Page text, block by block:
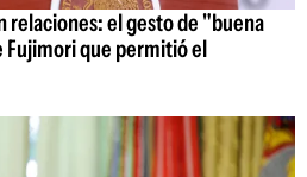
relaciones: el gesto de "buena
que permitió el